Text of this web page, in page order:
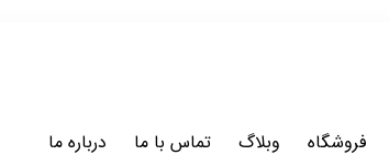
فروشگاه وبلاگ تماس با ما درباره ما